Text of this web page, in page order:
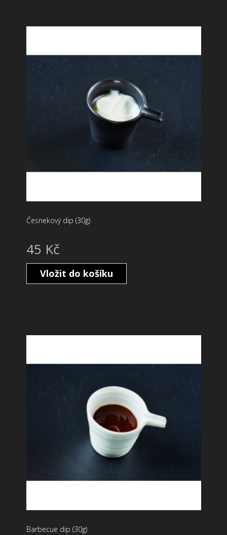
Česnekový dip (30g)
45 Kč
Vložit do košíku
Barbecue dip (30g)